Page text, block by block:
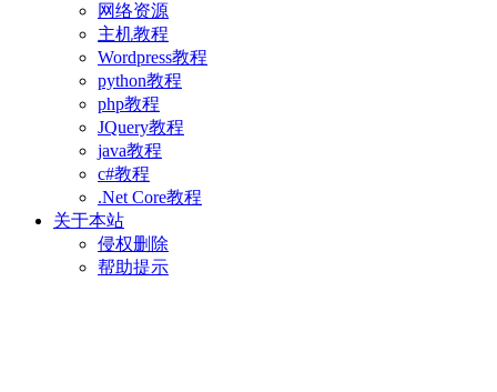
网络资源
主机教程
Wordpress教程
python教程
php教程
JQuery教程
java教程
c#教程
.Net Core教程
关于本站
侵权删除
帮助提示